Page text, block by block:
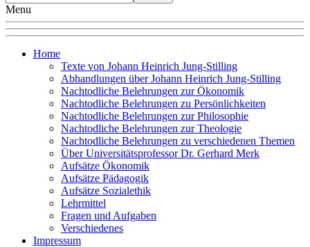
Menu
Home
Texte von Johann Heinrich Jung-Stilling
Abhandlungen über Johann Heinrich Jung-Stilling
Nachtodliche Belehrungen zur Ökonomik
Nachtodliche Belehrungen zu Persönlichkeiten
Nachtodliche Belehrungen zur Philosophie
Nachtodliche Belehrungen zur Theologie
Nachtodliche Belehrungen zu verschiedenen Themen
Über Universitätsprofessor Dr. Gerhard Merk
Aufsätze Ökonomik
Aufsätze Pädagogik
Aufsätze Sozialethik
Lehrmittel
Fragen und Aufgaben
Verschiedenes
Impressum